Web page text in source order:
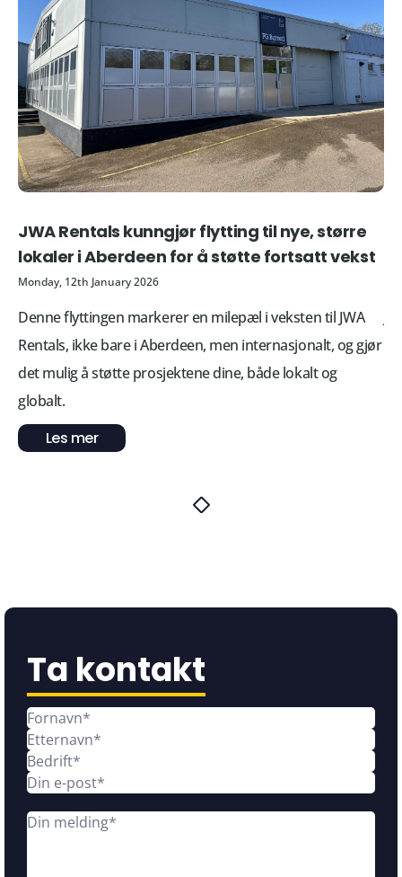
JWA Rentals kunngjør flytting til nye, større
lokaler i Aberdeen for å støtte fortsatt vekst
Monday, 12th January 2026
Denne flyttingen markerer en milepæl i veksten til JWA
Rentals, ikke bare i Aberdeen, men internasjonalt, og gjør
det mulig å støtte prosjektene dine, både lokalt og
globalt.
Les mer
Ta kontakt